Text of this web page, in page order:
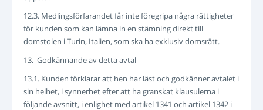
12.3. Medlingsförfarandet får inte föregripa några rättigheter
för kunden som kan lämna in en stämning direkt till
domstolen i Turin, Italien, som ska ha exklusiv domsrätt.
13. Godkännande av detta avtal
13.1. Kunden förklarar att hen har läst och godkänner avtalet i
sin helhet, i synnerhet efter att ha granskat klausulerna i
följande avsnitt, i enlighet med artikel 1341 och artikel 1342 i